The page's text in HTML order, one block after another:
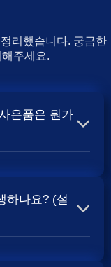
리했습니다. 궁금한
주세요.
은품은 뭔가
와 결합하여 가입
게 지급되는 경향
하나요? (설